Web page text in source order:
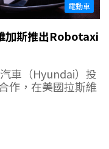
電動車
加斯推出Robotaxi
車（Hyundai）投
作，在美國拉斯維